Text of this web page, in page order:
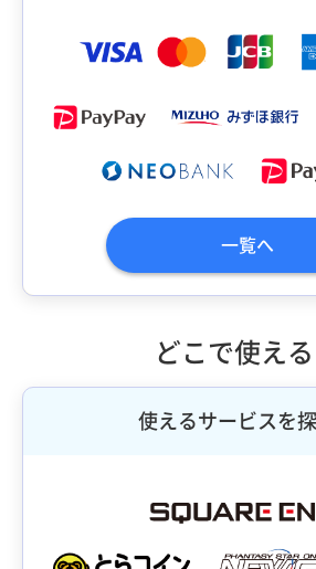
一覧へ
どこで使える
使えるサービスを探